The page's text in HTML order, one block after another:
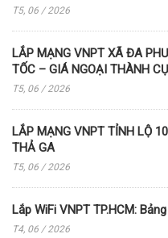
T5, 06 / 2026
LẮP MẠNG VNPT XÃ ĐA
TỐC – GIÁ NGOẠI THÀNH
T5, 06 / 2026
LẮP MẠNG VNPT TỈNH LỘ
THẢ GA
T5, 06 / 2026
Lắp WiFi VNPT TP.HCM:
T4, 06 / 2026